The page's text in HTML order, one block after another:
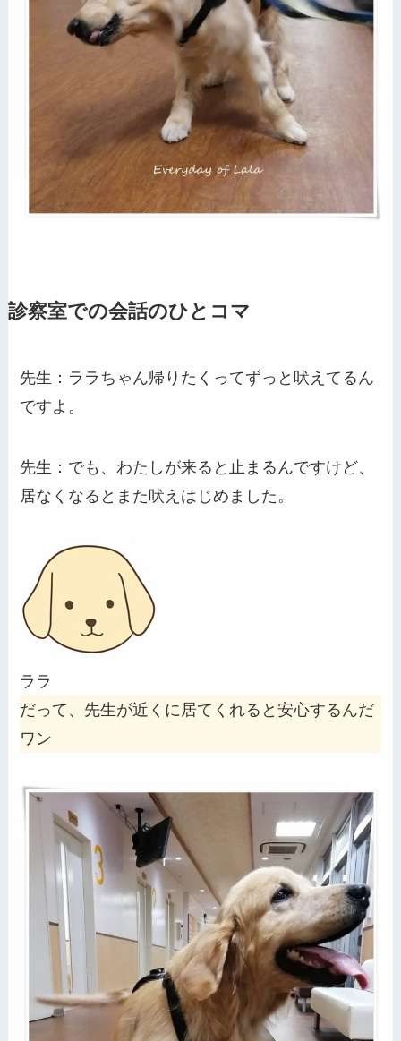
診察室での会話のひとコマ
先生：ララちゃん帰りたくってずっと吠えてるん
ですよ。
先生：でも、わたしが来ると止まるんですけど、
居なくなるとまた吠えはじめました。
ララ
だって、先生が近くに居てくれると安心するんだ
ワン